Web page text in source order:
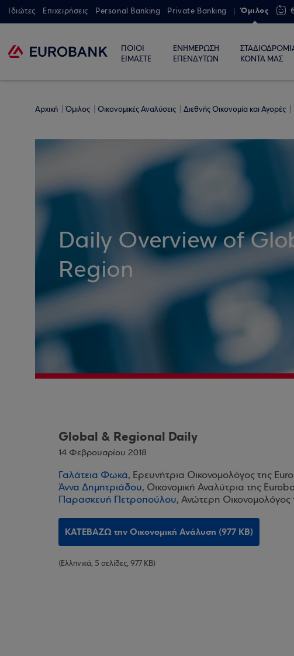
Ιδιώτες Επιχειρήσεις Personal Banking Private Banking Όμιλος
ΠΟΙΟΙ
ΕΙΜΑΣΤΕ
ΕΝΗΜΕΡΩΣΗ
ΕΠΕΝΔΥΤΩΝ
ΚΟΝΤΑ ΜΑΣ
Αρχική Όμιλος Οικονομικές Αναλύσεις Διεθνής Οικονομία και Αγορές
Daily Overview of
Region
Global & Regional Daily
14 Φεβρουαρίου 2018
Γαλάτεια Φωκά, Ερευνήτρια Οικονομολόγος της
Άννα Δημητριάδου, Οικονομική Αναλύτρια της
Παρασκευή Πετροπούλου, Ανώτερη Οικονομολόγος
ΚΑΤΕΒΑΖΩ την Οικονομική Ανάλυση (977 KB)
(Ελληνικά, 5 σελίδες, 977 KB)